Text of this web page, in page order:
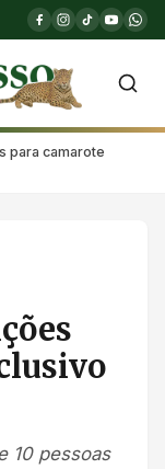
para camarote
10 pessoas